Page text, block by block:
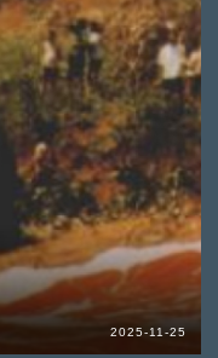
2025-11-25